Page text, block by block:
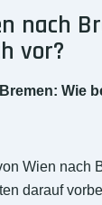
nach
vor?
Wie
Wien nach
darauf